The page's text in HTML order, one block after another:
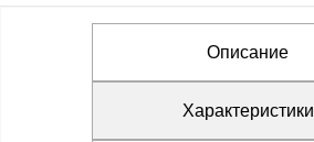
Описание
Характеристики